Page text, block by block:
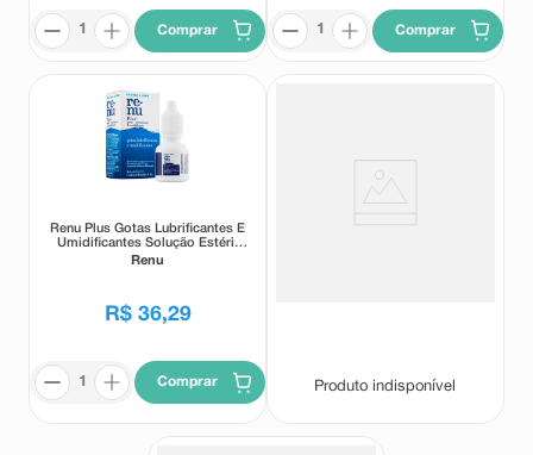
Comprar Comprar
Renu Plus Gotas Lubrificantes E
Umidificantes Solução Estéril
8ml
Renu
R$ 36,29
Comprar
Kit Renu Sensitive Solução
Produto indisponível